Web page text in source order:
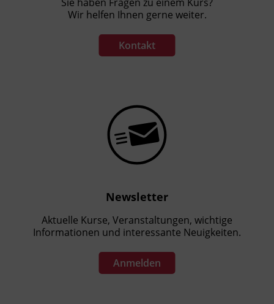
Wir helfen Ihnen gerne weiter.
Kontakt
Newsletter
Aktuelle Kurse, Veranstaltungen, wichtige
Informationen und interessante Neuigkeiten.
Anmelden